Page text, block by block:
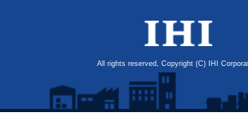
All rights reserved, Copyright (C) IHI